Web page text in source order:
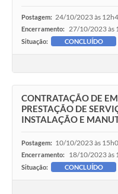
Postagem: 24/10/2023 às
Encerramento: 27/10/2023 às
Situação: CONCLUÍDO
CONTRATAÇÃO DE
PRESTAÇÃO DE
INSTALAÇÃO E
Postagem: 10/10/2023 às
Encerramento: 18/10/2023 às
Situação: CONCLUÍDO